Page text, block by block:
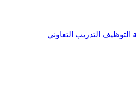
التوظيف التدريب التعاوني